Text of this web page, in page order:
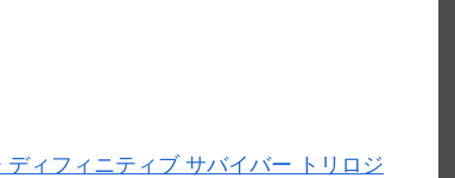
ディフィニティブ サバイバー トリロジ